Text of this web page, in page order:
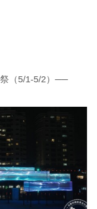
（5/1-5/2）──